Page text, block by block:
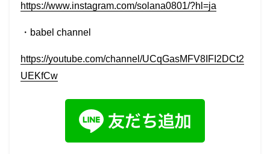
https://www.instagram.com/solana0801/?hl=ja
・ babel channel
https://youtube.com/channel/UCqGasMFV8IFI2DCt2
UEKfCw